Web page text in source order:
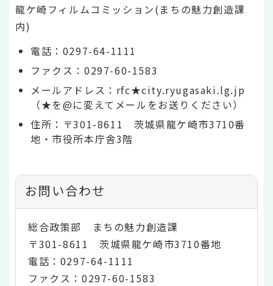
龍ケ崎フィルムコミッション(まちの魅力創造課
内)
電話：0297-64-1111
ファクス：0297-60-1583
メールアドレス：rfc★city.ryugasaki.lg.jp
（★を@に変えてメールをお送りください）
住所：〒301-8611 茨城県龍ケ崎市3710番
地・市役所本庁舎3階
お問い合わせ
総合政策部 まちの魅力創造課
〒301-8611 茨城県龍ケ崎市3710番地
電話：0297-64-1111
ファクス：0297-60-1583